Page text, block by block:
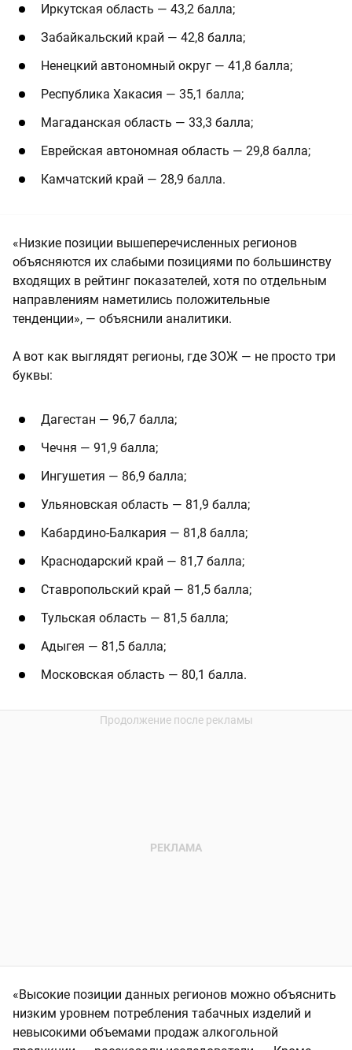
Иркутская область — 43,2 балла;
Забайкальский край — 42,8 балла;
Ненецкий автономный округ — 41,8 балла;
Республика Хакасия — 35,1 балла;
Магаданская область — 33,3 балла;
Еврейская автономная область — 29,8 балла;
Камчатский край — 28,9 балла.
«Низкие позиции вышеперечисленных регионов
объясняются их слабыми позициями по большинству
входящих в рейтинг показателей, хотя по отдельным
направлениям наметились положительные
тенденции», — объяснили аналитики.
А вот как выглядят регионы, где ЗОЖ — не просто три
буквы:
Дагестан — 96,7 балла;
Чечня — 91,9 балла;
Ингушетия — 86,9 балла;
Ульяновская область — 81,9 балла;
Кабардино-Балкария — 81,8 балла;
Краснодарский край — 81,7 балла;
Ставропольский край — 81,5 балла;
Тульская область — 81,5 балла;
Адыгея — 81,5 балла;
Московская область — 80,1 балла.
«Высокие позиции данных регионов можно объяснить
низким уровнем потребления табачных изделий и
невысокими объемами продаж алкогольной